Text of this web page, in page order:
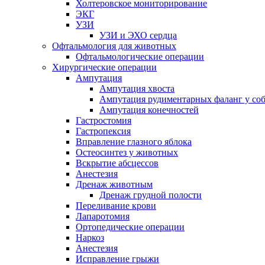
Холтеровское мониторирование
ЭКГ
УЗИ
УЗИ и ЭХО сердца
Офтальмология для животных
Офтальмологические операции
Хирургические операции
Ампутация
Ампутация хвоста
Ампутация рудиментарных фаланг у
Ампутация конечностей
Гастростомия
Гастропексия
Вправление глазного яблока
Остеосинтез у животных
Вскрытие абсцессов
Анестезия
Дренаж животным
Дренаж грудной полости
Переливание крови
Лапаротомия
Ортопедические операции
Наркоз
Анестезия
Исправление грыжи